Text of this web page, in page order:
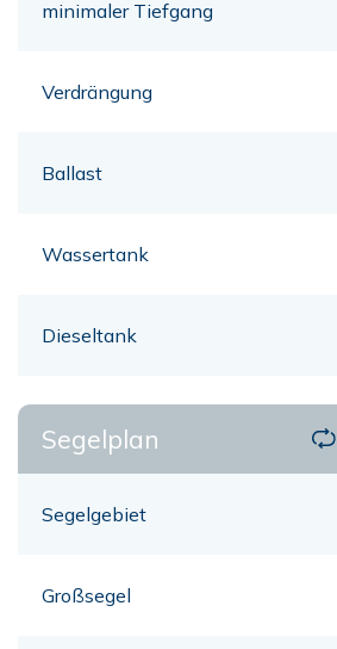
minimaler Tiefgang
Verdrängung
Ballast
Wassertank
Dieseltank
Segelplan
Segelgebiet
Großsegel